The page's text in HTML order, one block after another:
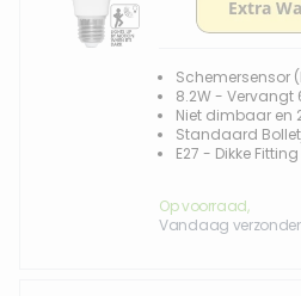
Schemersensor
8.2W - Vervangt
Niet dimbaar en
Standaard
E27 - Dikke Fitting
Op voorraad,
Vandaag